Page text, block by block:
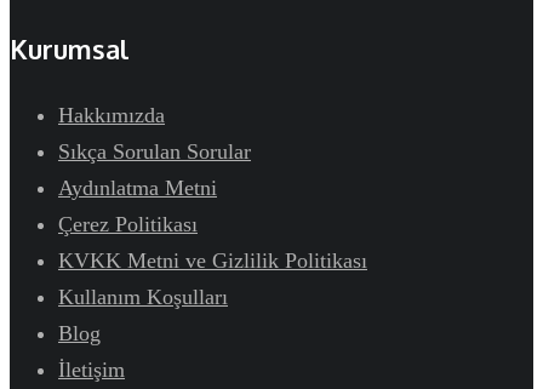
Kurumsal
Hakkımızda
Sıkça Sorulan Sorular
Aydınlatma Metni
Çerez Politikası
KVKK Metni ve Gizlilik Politikası
Kullanım Koşulları
Blog
İletişim